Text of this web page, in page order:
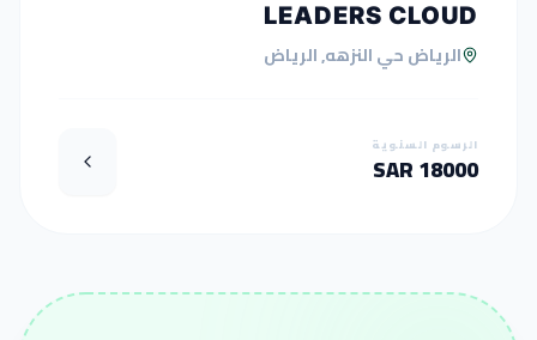
LEADERS CLOUD
الرياض حي النزهه, الرياض
الرسوم السنوية
18000 SAR